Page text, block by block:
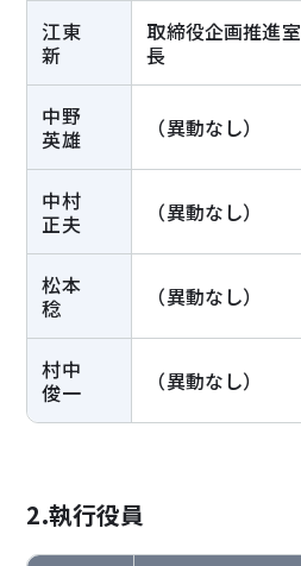
江東
新
取締役企画推進室
長
中野
英雄
（異動なし）
中村
正夫
（異動なし）
松本
稔
（異動なし）
村中
俊一
（異動なし）
2.執行役員